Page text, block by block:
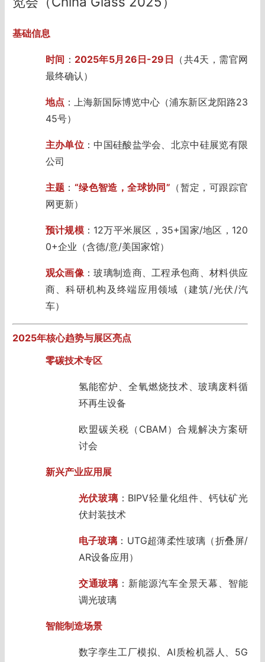
基础信息
时间 ： 2025年5月26日-29日 （共4天，需官网
最终确认）
地点 ：上海新国际博览中心（浦东新区龙阳路23
45号）
主办单位：中国硅酸盐学会、北京中硅展览有限
公司
主题 ： “绿色智造，全球协同” （暂定，可跟踪官
网更新）
预计规模：12万平米展区，35+国家/地区，120
0+企业（含德/意/美国家馆）
观众画像 ：玻璃制造商、工程承包商、材料供应
商、科研机构及终端应用领域（建筑/光伏/汽
车）
2025年核心趋势与展区亮点
零碳技术专区
氢能窑炉、全氧燃烧技术、玻璃废料循
环再生设备
欧盟碳关税（CBAM）合规解决方案研
讨会
新兴产业应用展
光伏玻璃 ：BIPV轻量化组件、钙钛矿光
伏封装技术
电子玻璃 ：UTG超薄柔性玻璃（折叠屏/
AR设备应用）
交通玻璃 ：新能源汽车全景天幕、智能
调光玻璃
智能制造场景
数字孪生工厂模拟、AI质检机器人、5G